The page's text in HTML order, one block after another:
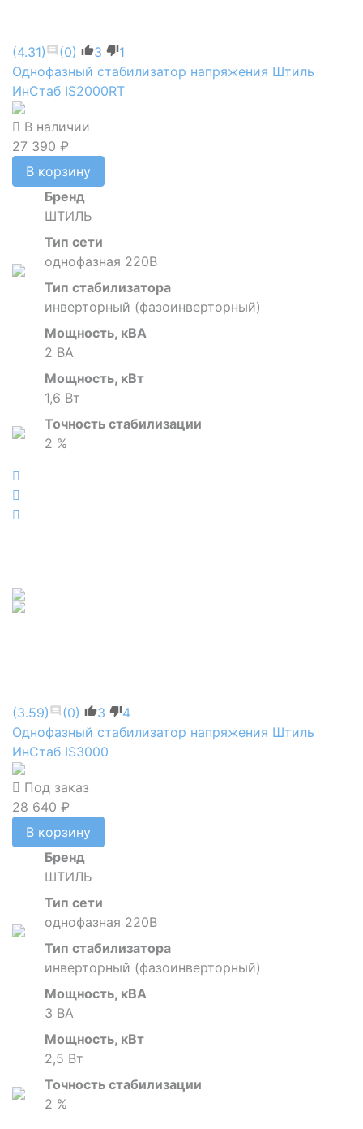
(4.31) (0) 3
1
Однофазный стабилизатор напряжения Штиль
ИнСтаб IS2000RT
В наличии
27 390 ₽
В корзину
Бренд
ШТИЛЬ
Тип сети
однофазная 220В
Тип стабилизатора
инверторный (фазоинверторный)
Мощность, кВА
2 ВА
Мощность, кВт
1,6 Вт
Точность стабилизации
2 %
(3.59) (0) 3
4
Однофазный стабилизатор напряжения Штиль
ИнСтаб IS3000
Под заказ
28 640 ₽
В корзину
Бренд
ШТИЛЬ
Тип сети
однофазная 220В
Тип стабилизатора
инверторный (фазоинверторный)
Мощность, кВА
3 ВА
Мощность, кВт
2,5 Вт
Точность стабилизации
2 %